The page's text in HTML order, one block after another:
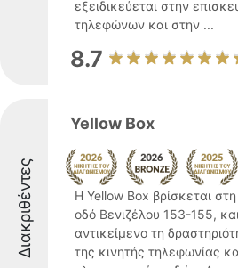
εξειδικεύεται στην
τηλεφώνων και στην ...
8.7
Διακριθέντες
Yellow Box
Η Yellow Box βρίσκεται
οδό Βενιζέλου 153-155,
αντικείμενο τη
της κινητής τηλεφωνίας